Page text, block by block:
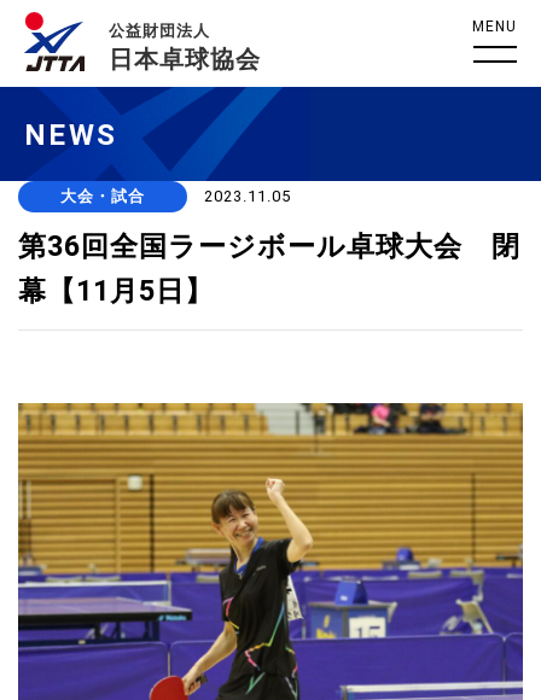
公益財団法人
日本卓球協会
MENU
NEWS
大会・試合 2023.11.05
第36回全国ラージボール卓球大会 閉
幕【11月5日】